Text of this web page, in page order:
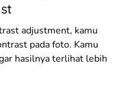
adjustment, kamu
pada foto. Kamu
hasilnya terlihat lebih